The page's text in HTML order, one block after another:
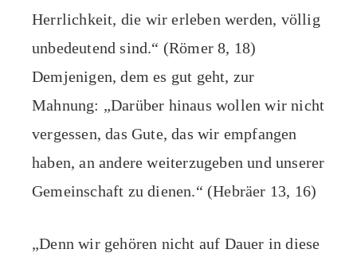
Herrlichkeit, die wir erleben werden, völlig
unbedeutend sind.“ (Römer 8, 18)
Demjenigen, dem es gut geht, zur
Mahnung: „Darüber hinaus wollen wir nicht
vergessen, das Gute, das wir empfangen
haben, an andere weiterzugeben und unserer
Gemeinschaft zu dienen.“ (Hebräer 13, 16)
„Denn wir gehören nicht auf Dauer in diese